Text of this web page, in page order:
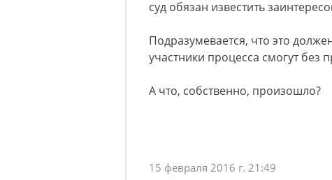
суд обязан известить
Подразумевается, что это
участники процесса смогут без
А что, собственно, произошло?
15 февраля 2016 г. 21:49